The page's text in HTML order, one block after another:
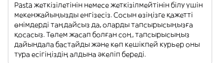
Pasta жеткізілетінін немесе жеткізілмейтінін білу үшін
мекенжайыңызды енгізесіз. Сосын өзіңізге қажетті
өнімдерді таңдайсыз да, оларды тапсырысыңызға
қосасыз. Төлем жасап болған соң, тапсырысыңыз
дайындала бастайды және көп кешікпей курьер оны
тура есігіңіздің алдына әкеліп береді.